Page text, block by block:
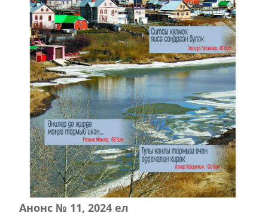
Анонс № 11, 2024 ел